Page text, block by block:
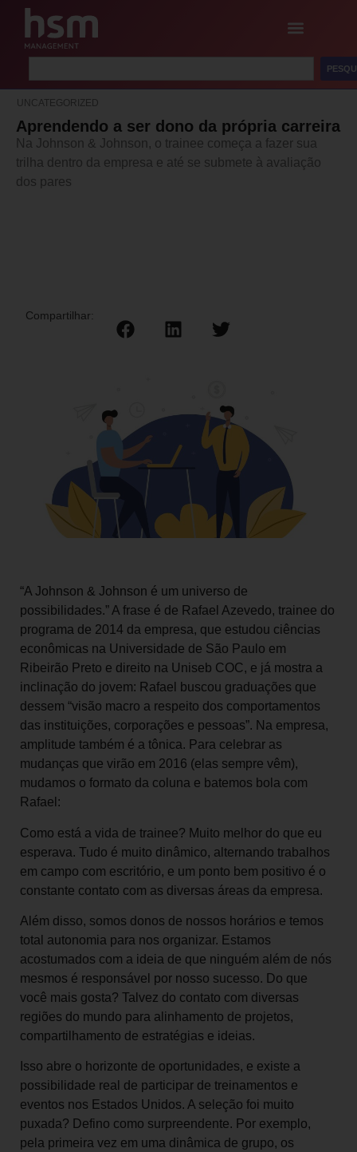
UNCATEGORIZED
Aprendendo a ser dono da própria carreira
Na Johnson & Johnson, o trainee começa a fazer sua
trilha dentro da empresa e até se submete à avaliação
dos pares
Compartilhar:
“A Johnson & Johnson é um universo de
possibilidades.” A frase é de Rafael Azevedo, trainee do
programa de 2014 da empresa, que estudou ciências
econômicas na Universidade de São Paulo em
Ribeirão Preto e direito na Uniseb COC, e já mostra a
inclinação do jovem: Rafael buscou graduações que
dessem “visão macro a respeito dos comportamentos
das instituições, corporações e pessoas”. Na empresa,
amplitude também é a tônica. Para celebrar as
mudanças que virão em 2016 (elas sempre vêm),
mudamos o formato da coluna e batemos bola com
Rafael:
Como está a vida de trainee? Muito melhor do que eu
esperava. Tudo é muito dinâmico, alternando trabalhos
em campo com escritório, e um ponto bem positivo é o
constante contato com as diversas áreas da empresa.
Além disso, somos donos de nossos horários e temos
total autonomia para nos organizar. Estamos
acostumados com a ideia de que ninguém além de nós
mesmos é responsável por nosso sucesso. Do que
você mais gosta? Talvez do contato com diversas
regiões do mundo para alinhamento de projetos,
compartilhamento de estratégias e ideias.
Isso abre o horizonte de oportunidades, e existe a
possibilidade real de participar de treinamentos e
eventos nos Estados Unidos. A seleção foi muito
puxada? Defino como surpreendente. Por exemplo,
pela primeira vez em uma dinâmica de grupo, os